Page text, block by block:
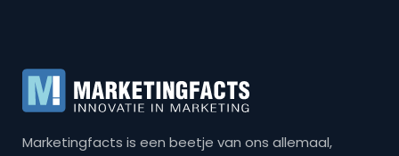
Marketingfacts is een beetje van ons allemaal,